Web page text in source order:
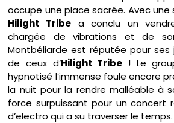
occupe une place sacrée. Avec une
Hilight Tribe a conclu un
chargée de vibrations et de
Montbéliarde est réputée pour ses
de ceux d’Hilight Tribe ! Le
hypnotisé l’immense foule encore
la nuit pour la rendre malléable à
force surpuissant pour un concert
d’electro qui a su traverser le temps.